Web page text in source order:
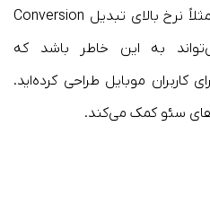
آگهی از کدام دستگاه‌ها است. مثلاً نرخ بالای تبدیل Conversion
به این خاطر باشد که
موبایل طراحی کرده‌اید.
سئو کمک می‌کند.